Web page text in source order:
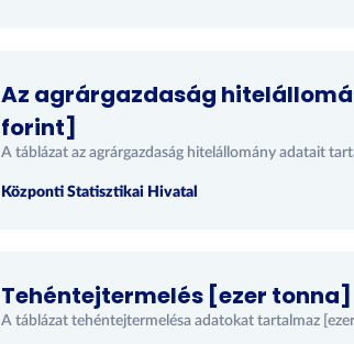
Az agrárgazdaság
forint]
A táblázat az agrárgazdaság hitelállomány adatait
Központi Statisztikai Hivatal
Tehéntejtermelés [ezer tonna]
A táblázat tehéntejtermelésa adatokat tartalmaz